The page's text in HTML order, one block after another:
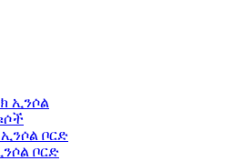
ኢንሶል
ቦርድ
ቦርድ